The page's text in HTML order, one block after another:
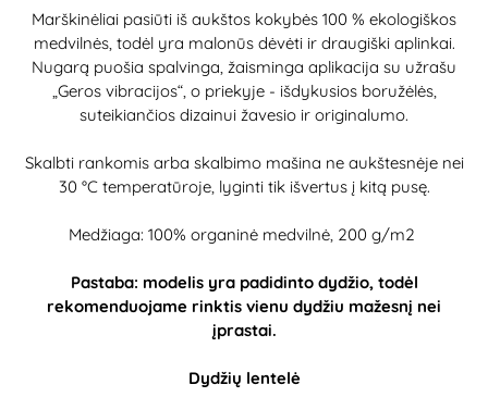
Marškinėliai pasiūti iš aukštos kokybės 100 % ekologiškos
medvilnės, todėl yra malonūs dėvėti ir draugiški aplinkai.
Nugarą puošia spalvinga, žaisminga aplikacija su užrašu
„Geros vibracijos“, o priekyje - išdykusios boružėlės,
suteikiančios dizainui žavesio ir originalumo.
Skalbti rankomis arba skalbimo mašina ne aukštesnėje nei
30 °C temperatūroje, lyginti tik išvertus į kitą pusę.
Medžiaga: 100% organinė medvilnė, 200 g/m2
Pastaba: modelis yra padidinto dydžio, todėl
rekomenduojame rinktis vienu dydžiu mažesnį nei
įprastai.
Dydžių lentelė